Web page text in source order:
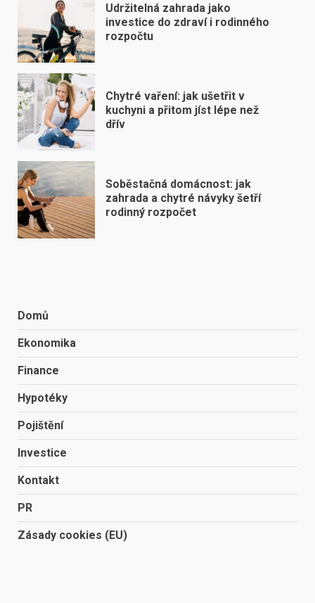
Udržitelná zahrada jako
investice do zdraví i rodinného
rozpočtu
Chytré vaření: jak ušetřit v
kuchyni a přitom jíst lépe než
dřív
Soběstačná domácnost: jak
zahrada a chytré návyky šetří
rodinný rozpočet
Domů
Ekonomika
Finance
Hypotéky
Pojištění
Investice
Kontakt
PR
Zásady cookies (EU)